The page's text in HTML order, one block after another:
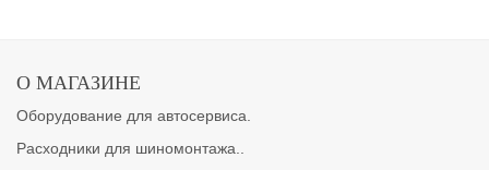
О МАГАЗИНЕ
Оборудование для автосервиса.
Расходники для шиномонтажа..